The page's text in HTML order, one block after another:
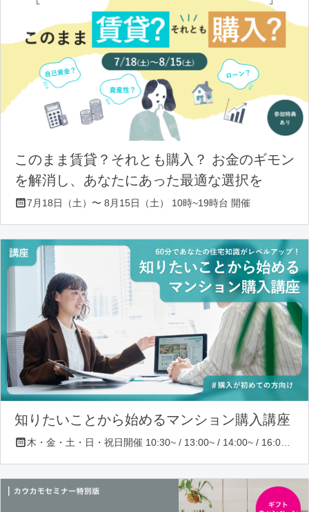
このまま賃貸？それとも購入？ お金のギモン
を解消し、あなたにあった最適な選択を
7月18日（土）〜 8月15日（土） 10時~19時台 開催
知りたいことから始めるマンション購入講座